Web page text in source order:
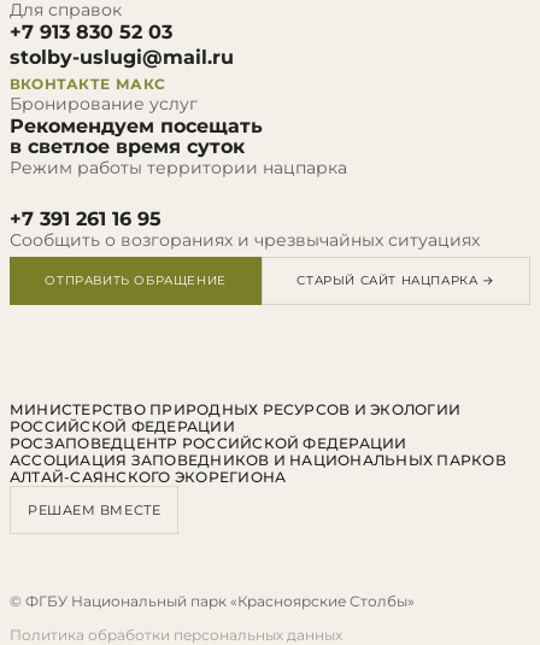
Для справок
+7 913 830 52 03
stolby-uslugi@mail.ru
ВКОНТАКТЕ МАКС
Бронирование услуг
Рекомендуем посещать
в светлое время суток
Режим работы территории нацпарка
+7 391 261 16 95
Сообщить о возгораниях и чрезвычайных ситуациях
ОТПРАВИТЬ ОБРАЩЕНИЕ СТАРЫЙ САЙТ НАЦПАРКА →
МИНИСТЕРСТВО ПРИРОДНЫХ РЕСУРСОВ И ЭКОЛОГИИ
РОССИЙСКОЙ ФЕДЕРАЦИИ
РОСЗАПОВЕДЦЕНТР РОССИЙСКОЙ ФЕДЕРАЦИИ
АССОЦИАЦИЯ ЗАПОВЕДНИКОВ И НАЦИОНАЛЬНЫХ ПАРКОВ
АЛТАЙ-САЯНСКОГО ЭКОРЕГИОНА
РЕШАЕМ ВМЕСТЕ
© ФГБУ Национальный парк «Красноярские Столбы»
Политика обработки персональных данных